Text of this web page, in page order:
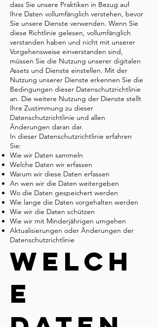
dass Sie unsere Praktiken in Bezug auf
Ihre Daten vollumfänglich verstehen, bevor
Sie unsere Dienste verwenden. Wenn Sie
diese Richtlinie gelesen, vollumfänglich
verstanden haben und nicht mit unserer
Vorgehensweise einverstanden sind,
müssen Sie die Nutzung unserer digitalen
Assets und Dienste einstellen. Mit der
Nutzung unserer Dienste erkennen Sie die
Bedingungen dieser Datenschutzrichtlinie
an. Die weitere Nutzung der Dienste stellt
Ihre Zustimmung zu dieser
Datenschutzrichtlinie und allen
Änderungen daran dar.
In dieser Datenschutzrichtlinie erfahren
Sie:
Wie wir Daten sammeln
Welche Daten wir erfassen
Warum wir diese Daten erfassen
An wen wir die Daten weitergeben
Wo die Daten gespeichert werden
Wie lange die Daten vorgehalten werden
Wie wir die Daten schützen
Wie wir mit Minderjährigen umgehen
Aktualisierungen oder Änderungen der
Datenschutzrichtlinie
Welch
e